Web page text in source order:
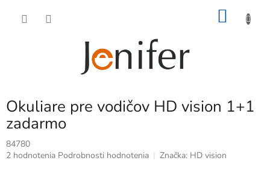
Okuliare pre vodičov HD vision 1+1
zadarmo
84780
Priemerné
2 hodnotenia Podrobnosti hodnotenia Značka: HD vision